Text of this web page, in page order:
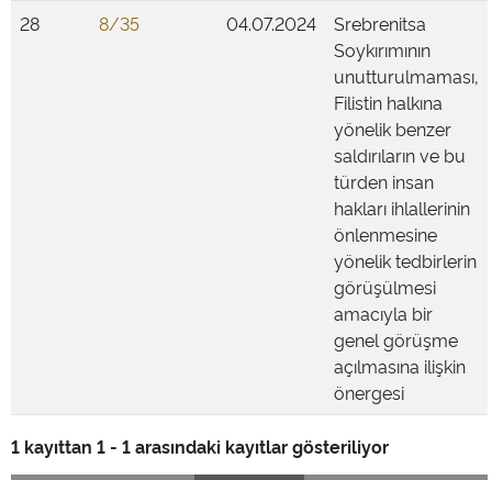
28
8/35 04.07.2024
Srebrenitsa
Soykırımının
unutturulmaması,
Filistin halkına
yönelik benzer
saldırıların ve bu
türden insan
hakları ihlallerinin
önlenmesine
yönelik tedbirlerin
görüşülmesi
amacıyla bir
genel görüşme
açılmasına ilişkin
önergesi
1 kayıttan 1 - 1 arasındaki kayıtlar gösteriliyor